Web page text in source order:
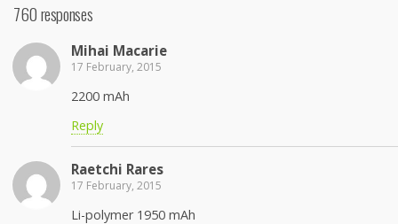
760 responses
Mihai Macarie
17 February, 2015
2200 mAh
Reply
Raetchi Rares
17 February, 2015
Li-polymer 1950 mAh